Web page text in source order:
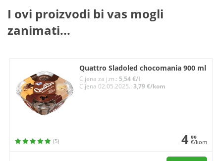
I ovi proizvodi bi vas mogli
zanimati...
Quattro Sladoled chocomania 900 ml
Cijena za j.m.:5,54 €/l
Cijena 02.05.2025.:3,79 €/kom
(5) 4 99
€/kom